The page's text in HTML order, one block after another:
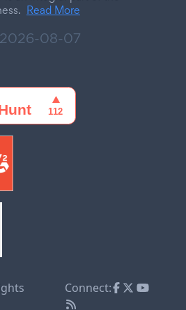
Read More
2026-08-07
Connect: